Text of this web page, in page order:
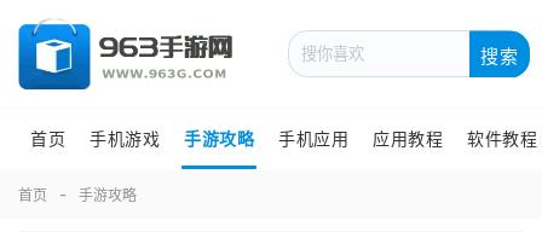
搜索
首页 手机游戏 手游攻略 手机应用 应用教程 软件教程
首页 手游攻略